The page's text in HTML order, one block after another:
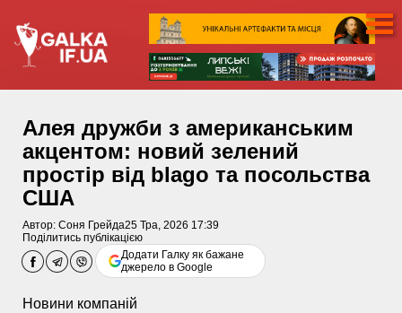
Алея дружби з американським
акцентом: новий зелений
простір від blago та посольства
США
Автор: Соня Грейда25 Тра, 2026 17:39
Поділитись публікацією
Додати Галку як бажане
джерело в Google
Новини компаній